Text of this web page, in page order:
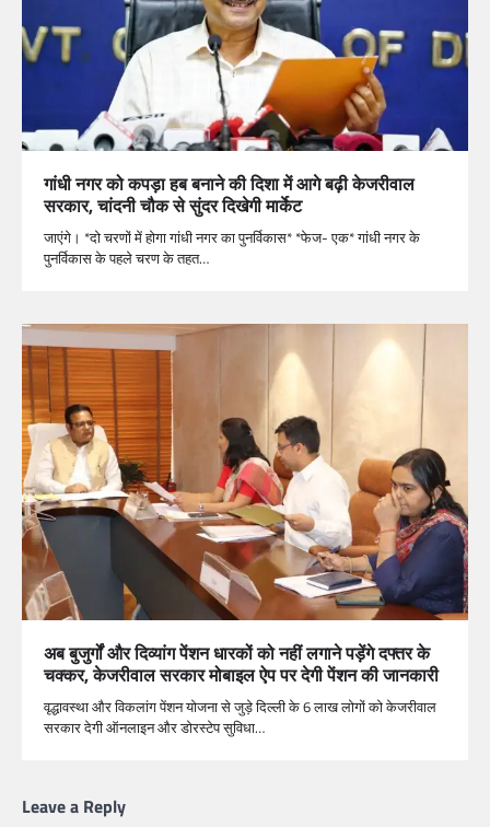
गांधी नगर को कपड़ा हब बनाने की दिशा में आगे बढ़ी केजरीवाल
सरकार, चांदनी चौक से सुंदर दिखेगी मार्केट
जाएंगे। *दो चरणों में होगा गांधी नगर का पुनर्विकास* *फेज- एक* गांधी नगर के
पुनर्विकास के पहले चरण के तहत…
अब बुजुर्गों और दिव्यांग पेंशन धारकों को नहीं लगाने पड़ेंगे दफ्तर के
चक्कर, केजरीवाल सरकार मोबाइल ऐप पर देगी पेंशन की जानकारी
वृद्धावस्था और विकलांग पेंशन योजना से जुड़े दिल्ली के 6 लाख लोगों को केजरीवाल
सरकार देगी ऑनलाइन और डोरस्टेप सुविधा…
Leave a Reply